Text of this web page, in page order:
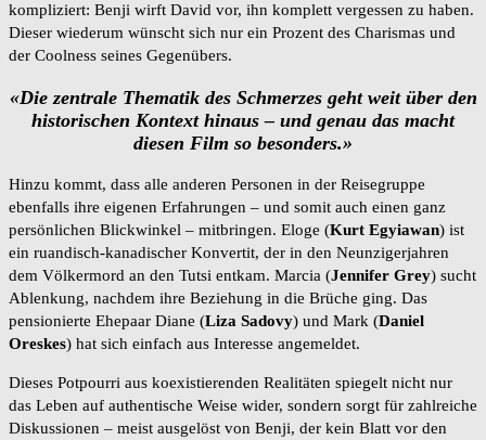
kompliziert: Benji wirft David vor, ihn komplett vergessen zu haben.
Dieser wiederum wünscht sich nur ein Prozent des Charismas und
der Coolness seines Gegenübers.
«Die zentrale Thematik des Schmerzes geht weit über den
historischen Kontext hinaus – und genau das macht
diesen Film so besonders.»
Hinzu kommt, dass alle anderen Personen in der Reisegruppe
ebenfalls ihre eigenen Erfahrungen – und somit auch einen ganz
persönlichen Blickwinkel – mitbringen. Eloge (Kurt Egyiawan) ist
ein ruandisch-kanadischer Konvertit, der in den Neunzigerjahren
dem Völkermord an den Tutsi entkam. Marcia (Jennifer Grey) sucht
Ablenkung, nachdem ihre Beziehung in die Brüche ging. Das
pensionierte Ehepaar Diane (Liza Sadovy) und Mark (Daniel
Oreskes) hat sich einfach aus Interesse angemeldet.
Dieses Potpourri aus koexistierenden Realitäten spiegelt nicht nur
das Leben auf authentische Weise wider, sondern sorgt für zahlreiche
Diskussionen – meist ausgelöst von Benji, der kein Blatt vor den